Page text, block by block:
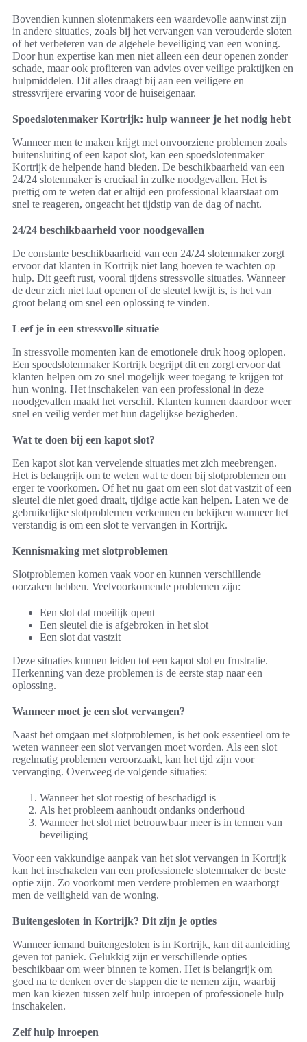
Bovendien kunnen slotenmakers een waardevolle aanwinst zijn
in andere situaties, zoals bij het vervangen van verouderde sloten
of het verbeteren van de algehele beveiliging van een woning.
Door hun expertise kan men niet alleen een deur openen zonder
schade, maar ook profiteren van advies over veilige praktijken en
hulpmiddelen. Dit alles draagt bij aan een veiligere en
stressvrijere ervaring voor de huiseigenaar.
Spoedslotenmaker Kortrijk: hulp wanneer je het nodig hebt
Wanneer men te maken krijgt met onvoorziene problemen zoals
buitensluiting of een kapot slot, kan een spoedslotenmaker
Kortrijk de helpende hand bieden. De beschikbaarheid van een
24/24 slotenmaker is cruciaal in zulke noodgevallen. Het is
prettig om te weten dat er altijd een professional klaarstaat om
snel te reageren, ongeacht het tijdstip van de dag of nacht.
24/24 beschikbaarheid voor noodgevallen
De constante beschikbaarheid van een 24/24 slotenmaker zorgt
ervoor dat klanten in Kortrijk niet lang hoeven te wachten op
hulp. Dit geeft rust, vooral tijdens stressvolle situaties. Wanneer
de deur zich niet laat openen of de sleutel kwijt is, is het van
groot belang om snel een oplossing te vinden.
Leef je in een stressvolle situatie
In stressvolle momenten kan de emotionele druk hoog oplopen.
Een spoedslotenmaker Kortrijk begrijpt dit en zorgt ervoor dat
klanten helpen om zo snel mogelijk weer toegang te krijgen tot
hun woning. Het inschakelen van een professional in deze
noodgevallen maakt het verschil. Klanten kunnen daardoor weer
snel en veilig verder met hun dagelijkse bezigheden.
Wat te doen bij een kapot slot?
Een kapot slot kan vervelende situaties met zich meebrengen.
Het is belangrijk om te weten wat te doen bij slotproblemen om
erger te voorkomen. Of het nu gaat om een slot dat vastzit of een
sleutel die niet goed draait, tijdige actie kan helpen. Laten we de
gebruikelijke slotproblemen verkennen en bekijken wanneer het
verstandig is om een slot te vervangen in Kortrijk.
Kennismaking met slotproblemen
Slotproblemen komen vaak voor en kunnen verschillende
oorzaken hebben. Veelvoorkomende problemen zijn:
Een slot dat moeilijk opent
Een sleutel die is afgebroken in het slot
Een slot dat vastzit
Deze situaties kunnen leiden tot een kapot slot en frustratie.
Herkenning van deze problemen is de eerste stap naar een
oplossing.
Wanneer moet je een slot vervangen?
Naast het omgaan met slotproblemen, is het ook essentieel om te
weten wanneer een slot vervangen moet worden. Als een slot
regelmatig problemen veroorzaakt, kan het tijd zijn voor
vervanging. Overweeg de volgende situaties:
Wanneer het slot roestig of beschadigd is
Als het probleem aanhoudt ondanks onderhoud
Wanneer het slot niet betrouwbaar meer is in termen van
beveiliging
Voor een vakkundige aanpak van het slot vervangen in Kortrijk
kan het inschakelen van een professionele slotenmaker de beste
optie zijn. Zo voorkomt men verdere problemen en waarborgt
men de veiligheid van de woning.
Buitengesloten in Kortrijk? Dit zijn je opties
Wanneer iemand buitengesloten is in Kortrijk, kan dit aanleiding
geven tot paniek. Gelukkig zijn er verschillende opties
beschikbaar om weer binnen te komen. Het is belangrijk om
goed na te denken over de stappen die te nemen zijn, waarbij
men kan kiezen tussen zelf hulp inroepen of professionele hulp
inschakelen.
Zelf hulp inroepen